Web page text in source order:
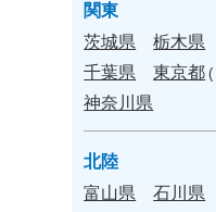
関東
茨城県
栃木県
千葉県
東京都 (
神奈川県
北陸
富山県
石川県